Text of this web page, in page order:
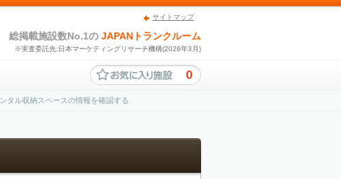
サイトマップ
総掲載施設数No.1の JAPANトランクルーム
※実査委託先:日本マーケティングリサーチ機構(2026年3月)
0
タル収納スペースの情報を確認する